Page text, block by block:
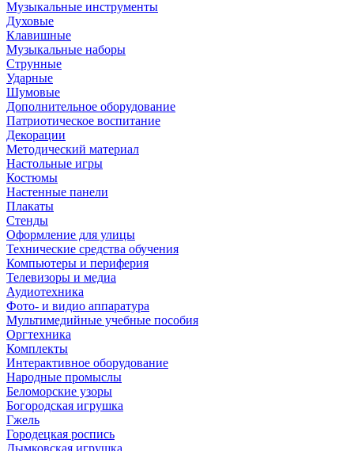
Музыкальные инструменты
Духовые
Клавишные
Музыкальные наборы
Струнные
Ударные
Шумовые
Дополнительное оборудование
Патриотическое воспитание
Декорации
Методический материал
Настольные игры
Костюмы
Настенные панели
Плакаты
Стенды
Оформление для улицы
Технические средства обучения
Компьютеры и периферия
Телевизоры и медиа
Аудиотехника
Фото- и видио аппаратура
Мультимедийные учебные пособия
Оргтехника
Комплекты
Интерактивное оборудование
Народные промыслы
Беломорские узоры
Богородская игрушка
Гжель
Городецкая роспись
Дымковская игрушка